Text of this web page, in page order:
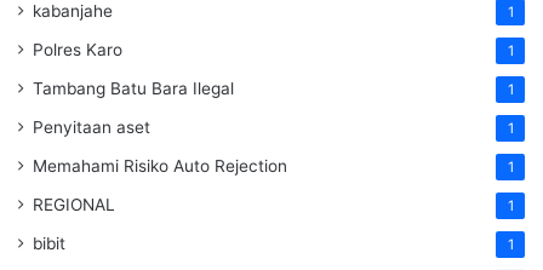
kabanjahe 1
Polres Karo 1
Tambang Batu Bara Ilegal 1
Penyitaan aset 1
Memahami Risiko Auto Rejection 1
REGIONAL 1
bibit 1